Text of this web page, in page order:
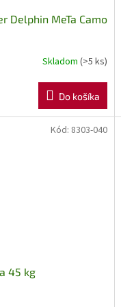
Delphin MeTa Camo
Skladom (>5 ks)
Do košíka
45 kg
Kód: 8303-040